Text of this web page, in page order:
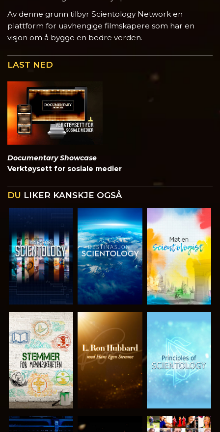
Av denne grunn tilbyr Scientology Network en
plattform for uavhengige filmskapere som har en
visjon om å bygge en bedre verden.
LAST NED
Documentary Showcase
Verktøysett for sosiale medier
DU LIKER KANSKJE OGSÅ
UTFORSK
SERIEN
UTFORSK
SERIEN
UTFORSK
SERIEN